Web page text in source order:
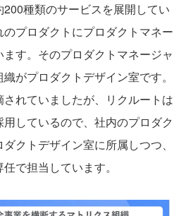
200種類のサービスを展開してい
プロダクトにプロダクトマネー
す。そのプロダクトマネージャ
がプロダクトデザイン室です。
れていましたが、リクルートは
しているので、社内のプロダク
クトデザイン室に所属しつつ、
で担当しています。